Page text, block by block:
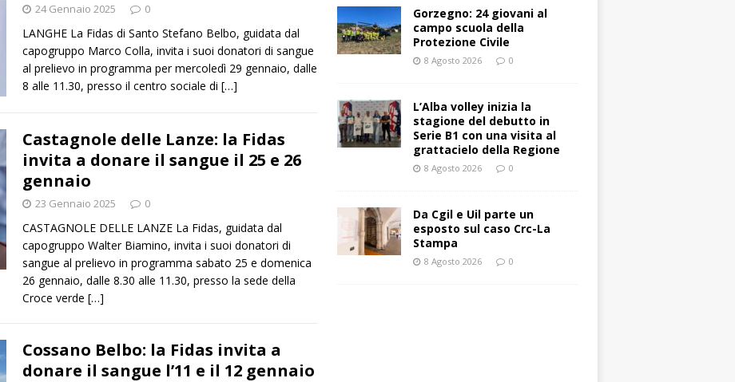
24 Gennaio 2025 0
LANGHE La Fidas di Santo Stefano Belbo, guidata dal
capogruppo Marco Colla, invita i suoi donatori di sangue
al prelievo in programma per mercoledì 29 gennaio, dalle
8 alle 11.30, presso il centro sociale di […]
Castagnole delle Lanze: la Fidas
invita a donare il sangue il 25 e 26
gennaio
23 Gennaio 2025 0
CASTAGNOLE DELLE LANZE La Fidas, guidata dal
capogruppo Walter Biamino, invita i suoi donatori di
sangue al prelievo in programma sabato 25 e domenica
26 gennaio, dalle 8.30 alle 11.30, presso la sede della
Croce verde […]
Cossano Belbo: la Fidas invita a
donare il sangue l’11 e il 12 gennaio
Gorzegno: 24 giovani al
campo scuola della
Protezione Civile
8 Agosto 2026 0
L’Alba volley inizia la
stagione del debutto in
Serie B1 con una visita al
grattacielo della Regione
8 Agosto 2026 0
Da Cgil e Uil parte un
esposto sul caso Crc-La
Stampa
8 Agosto 2026 0